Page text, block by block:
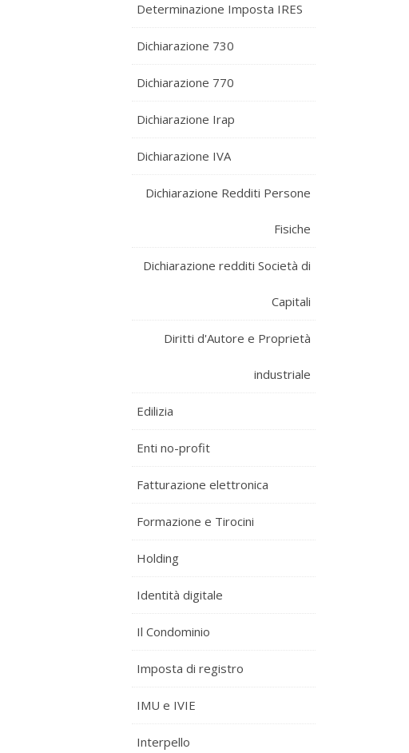
Determinazione Imposta IRES
Dichiarazione 730
Dichiarazione 770
Dichiarazione Irap
Dichiarazione IVA
Dichiarazione Redditi Persone
Fisiche
Dichiarazione redditi Società di
Capitali
Diritti d'Autore e Proprietà
industriale
Edilizia
Enti no-profit
Fatturazione elettronica
Formazione e Tirocini
Holding
Identità digitale
Il Condominio
Imposta di registro
IMU e IVIE
Interpello